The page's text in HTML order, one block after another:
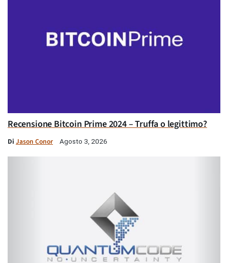
Recensione Bitcoin Prime 2024 – Truffa o legittimo?
Di Jason Conor Agosto 3, 2026